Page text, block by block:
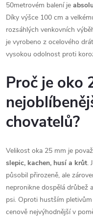
50metrovém balení je
Díky výšce 100 cm a
rozsáhlých venkovních
je vyrobeno z ocelového
vysokou odolnost proti
Proč je oko
chovatelů?
Velikost oka 25 mm je
slepic, kachen, husí a krůt.
působil přirozeně, ale
nepronikne dospělá drůbež
psi. Oproti hustším
cenově nejvýhodnější v